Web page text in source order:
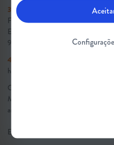
3. Tizzano EF, Zafeiriou D. Prenatal
From early detection to early
European Journal of Paediatric
944–50.
4.
http://www.saude.gov.br/acoes-e-
O conteúdo discutido foi inspirado
Muscular Espinhal (AME) no Brasil:
amanhã.
Em dúvida sobre algum termo desta